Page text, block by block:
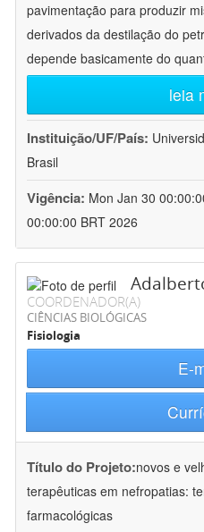
pavimentação para produzir
derivados da destilação do
depende basicamente do
leia
Instituição/UF/País:
Brasil
Vigência: Mon Jan 30
00:00:00 BRT 2026
COORDENADOR(A)
CIÊNCIAS BIOLÓGICAS
Fisiologia
E-
Título do Projeto:novos e
terapêuticas em nefropatias:
farmacológicas